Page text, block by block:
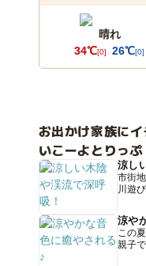
晴れ
34℃[0] 26℃[0]
お出かけ家族に
いこーよとりっ
涼し
市街
川遊
涼や
この
親子